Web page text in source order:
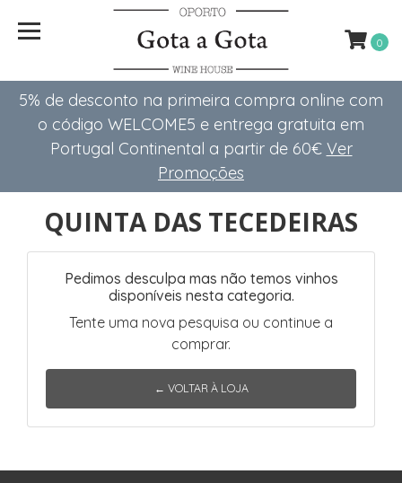
5% de desconto na primeira compra online com
o código WELCOME5 e entrega gratuita em
Portugal Continental a partir de 60€ Ver
Promoções
0
QUINTA DAS TECEDEIRAS
Pedimos desculpa mas não temos vinhos
disponíveis nesta categoria.
Tente uma nova pesquisa ou continue a
comprar.
← VOLTAR À LOJA